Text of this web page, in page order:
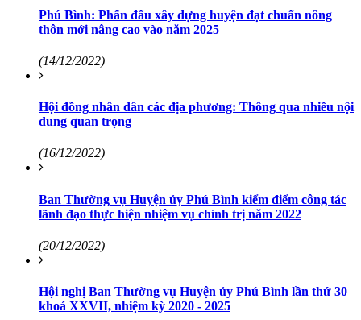
Phú Bình: Phấn đấu xây dựng huyện đạt chuẩn nông
thôn mới nâng cao vào năm 2025
(14/12/2022)
Hội đồng nhân dân các địa phương: Thông qua nhiều nội
dung quan trọng
(16/12/2022)
Ban Thường vụ Huyện ủy Phú Bình kiểm điểm công tác
lãnh đạo thực hiện nhiệm vụ chính trị năm 2022
(20/12/2022)
Hội nghị Ban Thường vụ Huyện ủy Phú Bình lần thứ 30
khoá XXVII, nhiệm kỳ 2020 - 2025